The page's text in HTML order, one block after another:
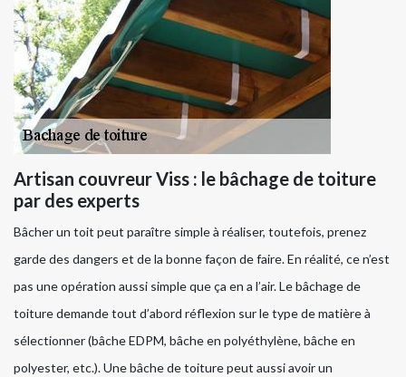
Artisan couvreur Viss : le bâchage de toiture
par des experts
Bâcher un toit peut paraître simple à réaliser, toutefois, prenez
garde des dangers et de la bonne façon de faire. En réalité, ce n’est
pas une opération aussi simple que ça en a l’air. Le bâchage de
toiture demande tout d’abord réflexion sur le type de matière à
sélectionner (bâche EDPM, bâche en polyéthylène, bâche en
polyester, etc.). Une bâche de toiture peut aussi avoir un